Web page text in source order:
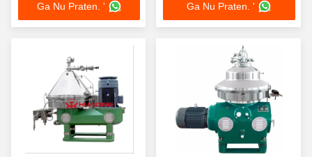
kracht voor 8 - 300 L
capaciteit
Ga Nu Praten. ' Ga Nu Praten. '